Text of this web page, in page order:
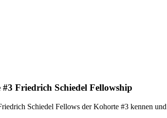
Friedrich Schiedel Fellowship
Schiedel Fellows der Kohorte #3 kennen